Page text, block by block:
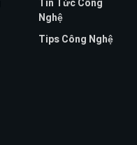
Tin Tức Công
Nghệ
Tips Công Nghệ